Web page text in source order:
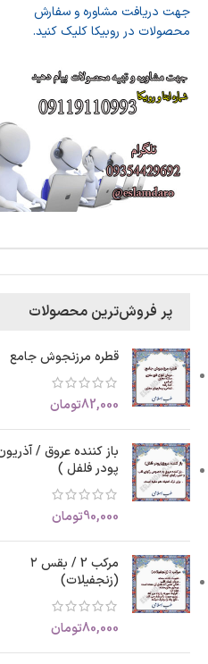
جهت دریافت مشاوره و سفارش
محصولات در روبیکا کلیک کنید.
پر فروش‌ترین محصولات
قطره مرزنجوش جامع
82,000تومان
باز کننده عروق /
پودر فلفل )
90,000تومان
مرکب 2 / بقس ۲
(زنجفیلات)
80,000تومان